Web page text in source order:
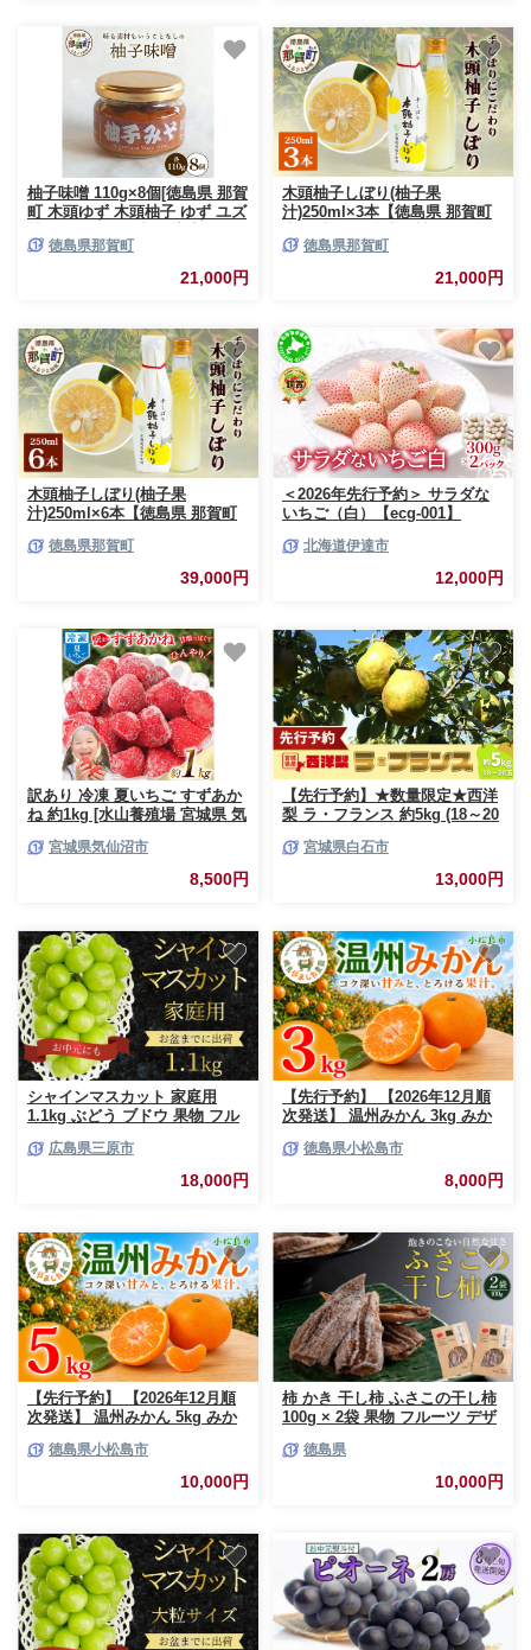
ツ 果物 デザート おすすめ 美味
しい ジューシー お歳暮 お中元
果汁たっぷり さわやか お手軽
柚子味噌 110g×8個[徳島県 那賀
町 木頭ゆず 木頭柚子 ゆず ユズ
熟成味噌 みそ汁 味噌汁 スープ
食品 和食 調味料 料理 調理 万
能 万能調味料 重宝 お中元 お歳
徳島県那賀町
21,000円
木頭柚子しぼり(柚子果
汁)250ml×3本【徳島県 那賀町
ズ 柚子 柚子果汁 果汁 柑橘 ジ
ュース ドリンク 調味料 便利 万
能 贈物 プレゼント 有機栽培 手
徳島県那賀町
21,000円
木頭柚子しぼり(柚子果
汁)250ml×6本【徳島県 那賀町
ズ 柚子 柚子果汁 果汁 柑橘 ジ
ュース ドリンク 調味料 便利 万
能 贈物 プレゼント 有機栽培 手
徳島県那賀町
39,000円
＜2026年先行予約＞ サラダな
いちご（白）【ecg-001】
北海道伊達市
12,000円
訳あり 冷凍 夏いちご すずあか
ね 約1kg [水山養殖場 宮城県 気
いちご 苺 簡易包装 フルーツ
宮城県気仙沼市
8,500円
【先行予約】★数量限定★西洋
梨 ラ・フランス 約5kg (18～20
宮城県白石市
13,000円
シャインマスカット 家庭用
1.1kg ぶどう ブドウ 果物 フル
ト 249001
広島県三原市
18,000円
【先行予約】 【2026年12月順
次発送】 温州みかん 3kg みか
産 新鮮 お中元 甘い 農家直送
【北海道、東北、離島、沖縄配
徳島県小松島市
8,000円
【先行予約】 【2026年12月順
次発送】 温州みかん 5kg みか
産 新鮮 お中元 甘い 農家直送
【北海道、東北、離島、沖縄配
徳島県小松島市
10,000円
柿 かき 干し柿 ふさこの干し柿
100g × 2袋 果物 フルーツ デザ
レゼント 贈答 贈り物 お中元 お
徳島県
10,000円